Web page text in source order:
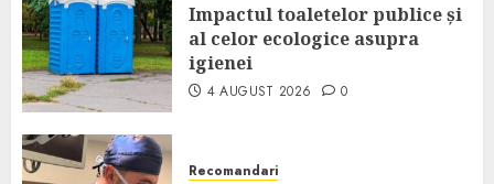
Impactul toaletelor publice și
al celor ecologice asupra
igienei
4 AUGUST 2026 0
Recomandari